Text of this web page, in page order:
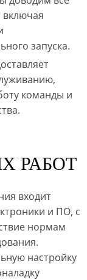
включая
запуска.
команды и
РАБОТ
входит
и ПО, с
нормам
настройку